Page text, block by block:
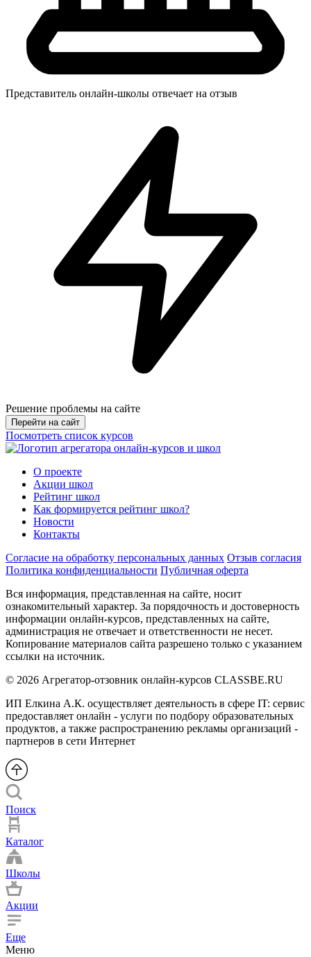
Представитель онлайн-школы отвечает на отзыв
Решение проблемы на сайте
Перейти на сайт
Посмотреть список курсов
О проекте
Акции школ
Рейтинг школ
Как формируется рейтинг школ?
Новости
Контакты
Согласие на обработку персональных данных Отзыв согласия
Политика конфиденциальности Публичная оферта
Вся информация, представленная на сайте, носит
ознакомительный характер. За порядочность и достоверность
информации онлайн-курсов, представленных на сайте,
администрация не отвечает и ответственности не несет.
Копирование материалов сайта разрешено только с указанием
ссылки на источник.
© 2026 Агрегатор-отзовник онлайн-курсов CLASSBE.RU
ИП Елкина А.К. осуществляет деятельность в сфере IT: сервис
предоставляет онлайн - услуги по подбору образовательных
продуктов, а также распространению рекламы организаций -
партнеров в сети Интернет
Поиск
Каталог
Школы
Акции
Еще
Меню